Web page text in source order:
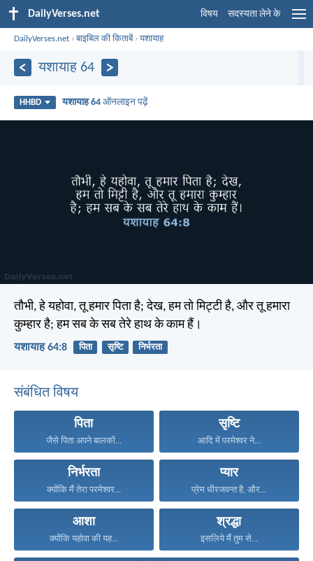
DailyVerses.net विषय सदस्यता लेने के
DailyVerses.net ›बाइबिल की किताबें›यशायाह
यशायाह 64
HHBD यशायाह 64 ऑनलाइन पढ़ें
तौभी, हे यहोवा, तू हमार पिता है; देख, हम तो मिट्टी है, और तू हमारा
कुम्हार है; हम सब के सब तेरे हाथ के काम हैं।
यशायाह 64:8 पिता सृष्टि निर्भरता
संबंधित विषय
पिता
जैसे पिता अपने बालकों...
सृष्टि
आदि में परमेश्वर ने...
निर्भरता
क्योंकि मैं तेरा परमेश्वर...
प्यार
प्रेम धीरजवन्त है, और...
आशा
क्योंकि यहोवा की यह...
श्रद्धा
इसलिये मैं तुम से...